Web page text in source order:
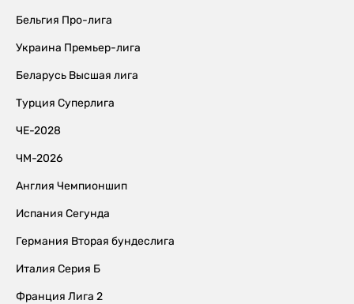
Бельгия Про-лига
Украина Премьер-лига
Беларусь Высшая лига
Турция Суперлига
ЧЕ-2028
ЧМ-2026
Англия Чемпионшип
Испания Сегунда
Германия Вторая бундеслига
Италия Серия Б
Франция Лига 2